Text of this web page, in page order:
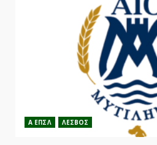
Α ΕΠΣΛ ΛΕΣΒΟΣ